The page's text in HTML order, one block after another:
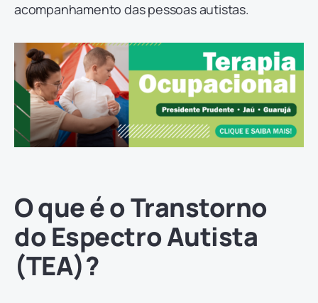
acompanhamento das pessoas autistas.
O que é o Transtorno
do Espectro Autista
(TEA)?